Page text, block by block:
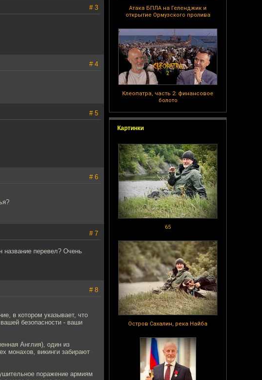
Атака БПЛА на Геленджик и
открытие Ормузского пролива
Клеопатра, часть 2: финансовое
болото
Картинки
65
Остров Сахалин, река Найба
# 3
# 4
# 5
# 6
# 7
название перевел? Очень
# 8
в котором указывает, что
безопасности - ваши
Англия), один из
монахов, викинги забирают
поражение армиям